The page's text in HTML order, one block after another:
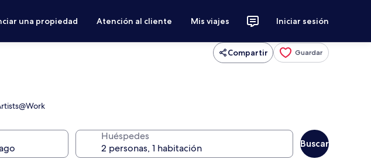
una propiedad Atención al cliente Mis viajes Iniciar sesión
Compartir Guardar
Huéspedes
Buscar